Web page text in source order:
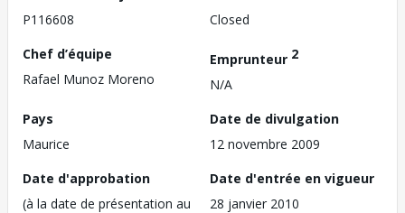
P116608
Closed
Chef d’équipe
Rafael Munoz Moreno
Emprunteur 2
N/A
Pays
Maurice
Date de divulgation
12 novembre 2009
Date d'approbation
(à la date de présentation au
Date d'entrée en vigueur
28 janvier 2010